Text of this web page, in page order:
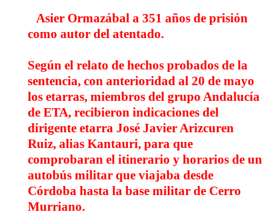
Asier Ormazábal a 351 años de prisión
como autor del atentado.
Según el relato de hechos probados de la
sentencia, con anterioridad al 20 de mayo
los etarras, miembros del grupo Andalucía
de ETA, recibieron indicaciones del
dirigente etarra José Javier Arizcuren
Ruiz, alias Kantauri, para que
comprobaran el itinerario y horarios de un
autobús militar que viajaba desde
Córdoba hasta la base militar de Cerro
Murriano.